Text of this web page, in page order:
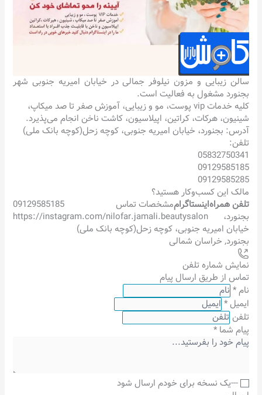
سالن زیبایی و مزون نیلوفر جمالی در خیابان امیریه جنوبی شهر
بجنورد مشغول به فعالیت است.
کلیه خدمات vip پوست، مو و زیبایی، آموزش صفر تا صد میکاپ،
شینیون، هرکات، کراتین، اپیلاسیون، کاشت ناخن انجام می‌پذیرد.
آدرس: بجنورد، خیابان امیریه جنوبی، کوچه زحل(کوچه بانک ملی)
تلفن:
05832750341
09129585185
09129585285
مالک این کسب‌وکار هستید؟
تلفن همراه
09129585185
اینستاگرام
https://instagram.com/nilofar.jamali.beautysalon
مشخصات تماس
بجنورد،
خیابان امیریه جنوبی، کوچه زحل(کوچه بانک ملی)
بجنورد, خراسان شمالی
نمایش شماره تلفن
تماس از طریق ارسال پیام
نام*
ایمیل*
تلفن
پیام شما*
---یک نسخه برای خودم ارسال شود